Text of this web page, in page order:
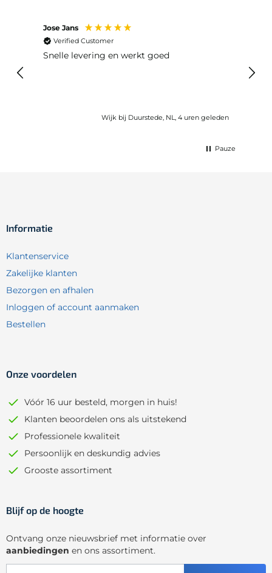
Jose Jans
Verified Customer
Snelle levering en werkt goed
Wijk bij Duurstede, NL, 4 uren geleden
Pauze
Informatie
Klantenservice
Zakelijke klanten
Bezorgen en afhalen
Inloggen of account aanmaken
Bestellen
Onze voordelen
Vóór 16 uur besteld, morgen in huis!
Klanten beoordelen ons als uitstekend
Professionele kwaliteit
Persoonlijk en deskundig advies
Grooste assortiment
Blijf op de hoogte
Ontvang onze nieuwsbrief met informatie over
aanbiedingen en ons assortiment.